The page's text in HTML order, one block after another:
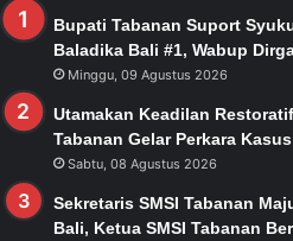
Bupati Tabanan Suport
Baladika Bali #1, Wabup
Minggu, 09 Agustus 2026
Utamakan Keadilan
Tabanan Gelar Perkara
Sabtu, 08 Agustus 2026
Sekretaris SMSI Tabanan
Bali, Ketua SMSI Tabanan